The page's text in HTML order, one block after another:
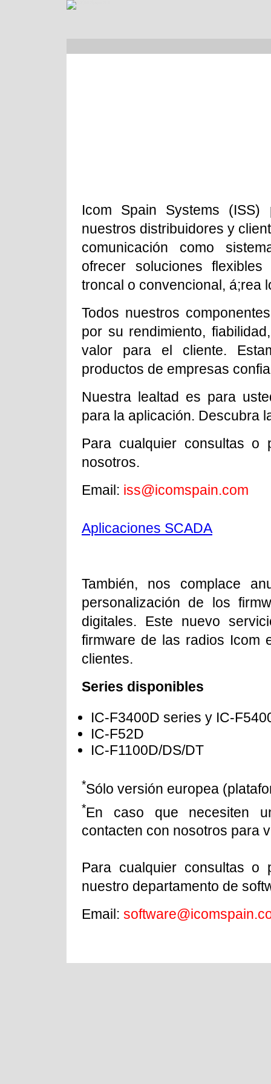
Icom Spain Systems (ISS)
nuestros distribuidores y
comunicación como
ofrecer soluciones
troncal o convencional, á;rea
Todos nuestros
por su rendimiento,
valor para el cliente.
productos de empresas
Nuestra lealtad es para
para la aplicación. Descubra
Para cualquier consultas o
nosotros.
Email: iss@icomspain.com
Aplicaciones SCADA
También, nos complace
personalización de los
digitales. Este nuevo
firmware de las radios Icom
clientes.
Series disponibles
IC-F3400D series y IC-
IC-F52D
IC-F1100D/DS/DT
*Sólo versión europea
*En caso que necesiten
contacten con nosotros para
Para cualquier consultas o
nuestro departamento de
Email: